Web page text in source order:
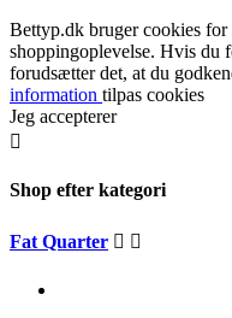
Bettyp.dk bruger cookies for
shoppingoplevelse. Hvis du
forudsætter det, at du
information tilpas cookies
Jeg accepterer

Shop efter kategori
Fat Quarter  